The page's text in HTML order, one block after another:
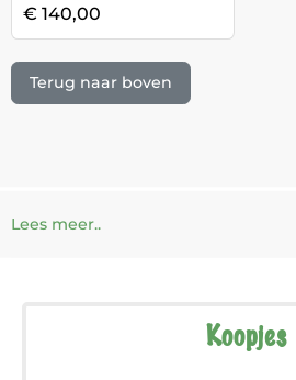
€ 140,00
Terug naar boven
Lees meer..
Koopjes